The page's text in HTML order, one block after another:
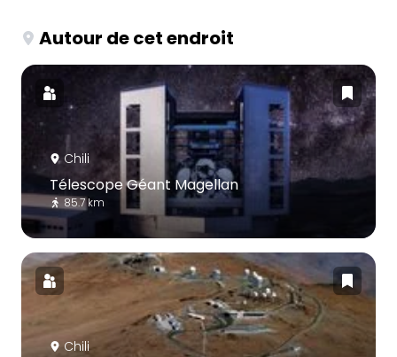
Autour de cet endroit
Chili
Télescope Géant Magellan
85.7 km
Chili